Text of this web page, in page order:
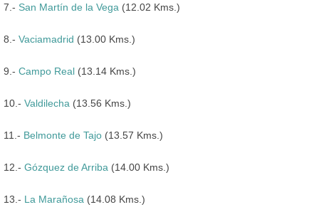
7.- San Martín de la Vega (12.02 Kms.)
8.- Vaciamadrid (13.00 Kms.)
9.- Campo Real (13.14 Kms.)
10.- Valdilecha (13.56 Kms.)
11.- Belmonte de Tajo (13.57 Kms.)
12.- Gózquez de Arriba (14.00 Kms.)
13.- La Marañosa (14.08 Kms.)